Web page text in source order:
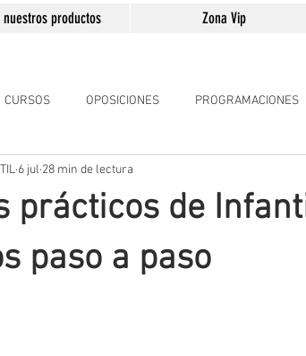
nuestros productos Zona Vip
CURSOS OPOSICIONES PROGRAMACIONES
PRÁCTICOS TEMARIOS
EDUCATIVA
prácticos de
paso a paso
6 jul 28 min de lectura